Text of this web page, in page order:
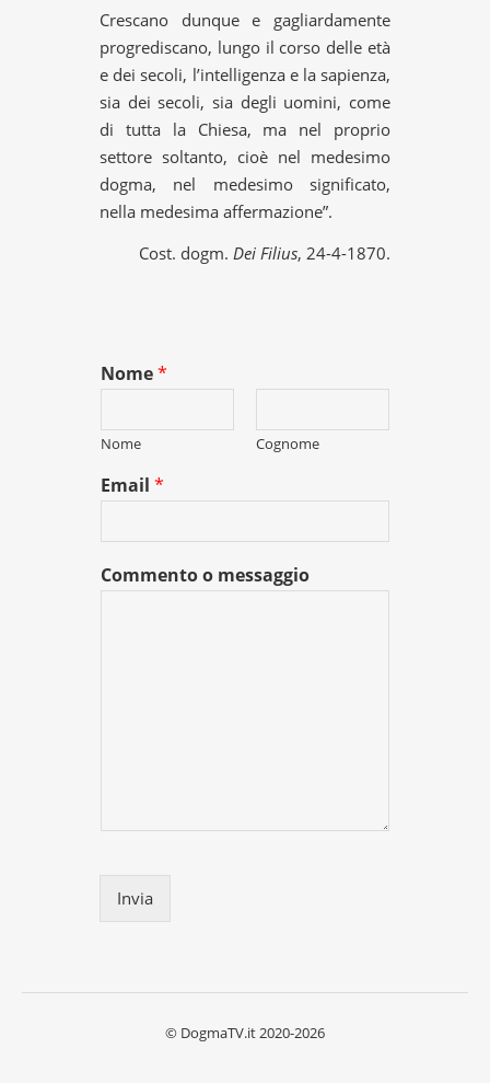
Crescano dunque e gagliardamente
progrediscano, lungo il corso delle età
e dei secoli, l’intelligenza e la sapienza,
sia dei secoli, sia degli uomini, come
di tutta la Chiesa, ma nel proprio
settore soltanto, cioè nel medesimo
dogma, nel medesimo significato,
nella medesima affermazione”.
Cost. dogm. Dei Filius, 24-4-1870.
Nome*
Nome Cognome
Email*
Commento o messaggio
Invia
© DogmaTV.it 2020-2026